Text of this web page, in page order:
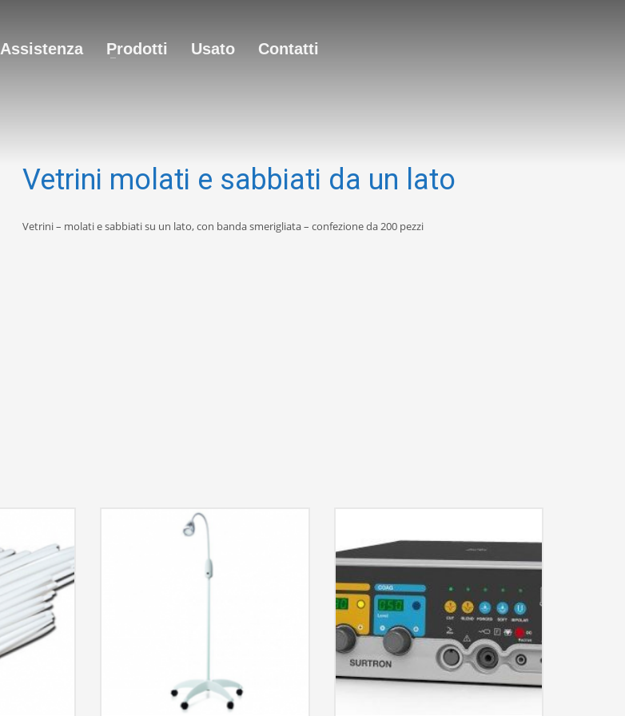
Assistenza Prodotti Usato Contatti
Vetrini molati e sabbiati da un lato
Vetrini – molati e sabbiati su un lato, con banda smerigliata – confezione da 200 pezzi